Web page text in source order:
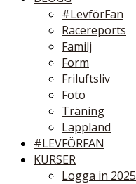
#LevförFan
Racereports
Familj
Form
Friluftsliv
Foto
Träning
Lappland
#LEVFÖRFAN
KURSER
Logga in 2025